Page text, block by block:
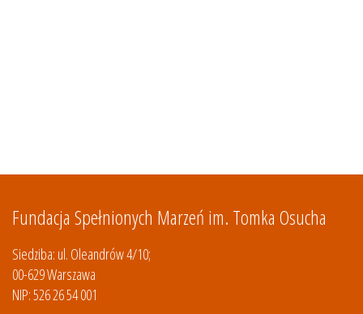
Fundacja Spełnionych Marzeń im. Tomka Osucha
Siedziba: ul. Oleandrów 4/10;
00-629 Warszawa
NIP: 526 26 54 001